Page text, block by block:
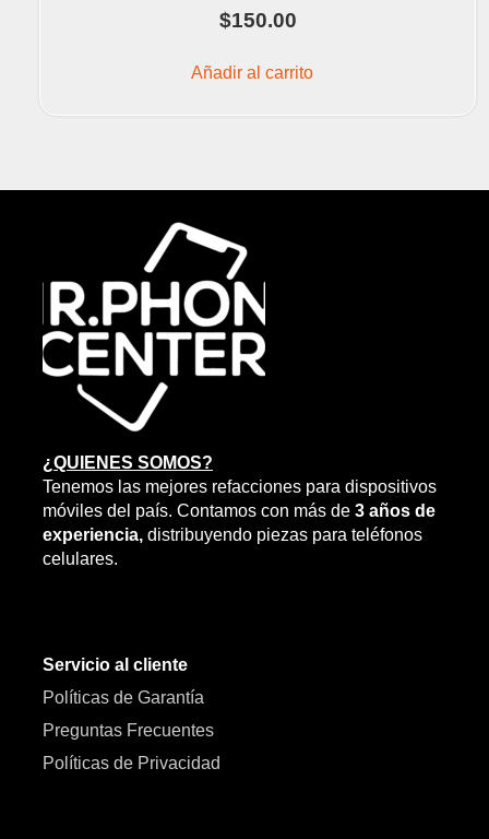
$150.00
Añadir al carrito
¿QUIENES SOMOS?
Tenemos las mejores refacciones para dispositivos
móviles del país. Contamos con más de 3 años de
experiencia, distribuyendo piezas para teléfonos
celulares.
Servicio al cliente
Políticas de Garantía
Preguntas Frecuentes
Políticas de Privacidad